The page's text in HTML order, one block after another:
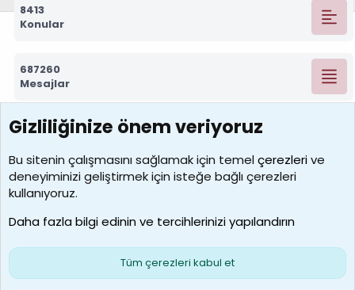
8413
Konular
687260
Mesajlar
7388
Kullanıcılar
borabekirogluu
Son üye
Çerezler
S
Gizliliğinize önem veriyoruz
Bu sitenin çalışmasını sağlamak için temelçerezlerive
deneyiminizi geliştirmek için isteğe bağlı çerezleri
kullanıyoruz.
Daha fazla bilgi edinin ve tercihlerinizi yapılandırın
Tüm çerezleri kabul et